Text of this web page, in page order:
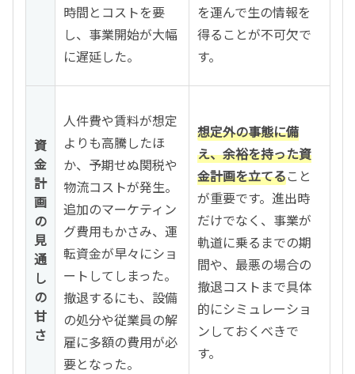
時間とコストを要
し、事業開始が大幅
に遅延した。
を運んで生の情報を
得ることが不可欠で
す。
資
金
計
画
の
見
通
し
の
甘
さ
人件費や賃料が想定
よりも高騰したほ
か、予期せぬ関税や
物流コストが発生。
追加のマーケティン
グ費用もかさみ、運
転資金が早々にショ
ートしてしまった。
撤退するにも、設備
の処分や従業員の解
雇に多額の費用が必
要となった。
想定外の事態に備
え、余裕を持った資
金計画を立てること
が重要です。進出時
だけでなく、事業が
軌道に乗るまでの期
間や、最悪の場合の
撤退コストまで具体
的にシミュレーショ
ンしておくべきで
す。